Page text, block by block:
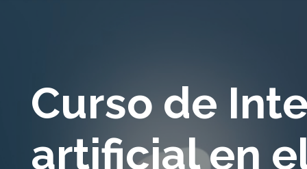
Curso de
artificial en